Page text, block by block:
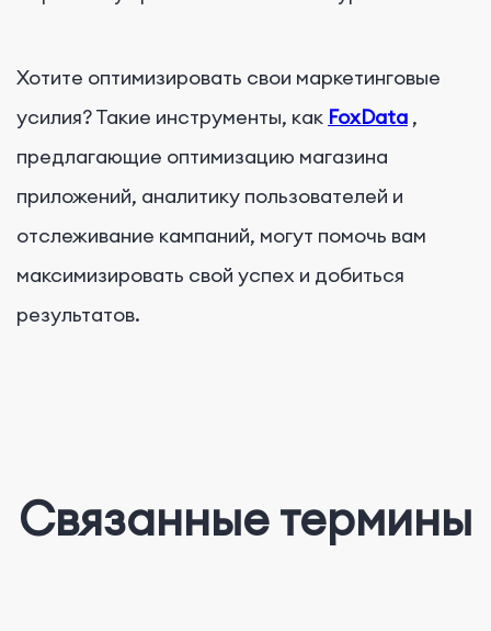
Хотите оптимизировать свои маркетинговые
усилия? Такие инструменты, как FoxData ,
предлагающие оптимизацию магазина
приложений, аналитику пользователей и
отслеживание кампаний, могут помочь вам
максимизировать свой успех и добиться
результатов.
Связанные термины